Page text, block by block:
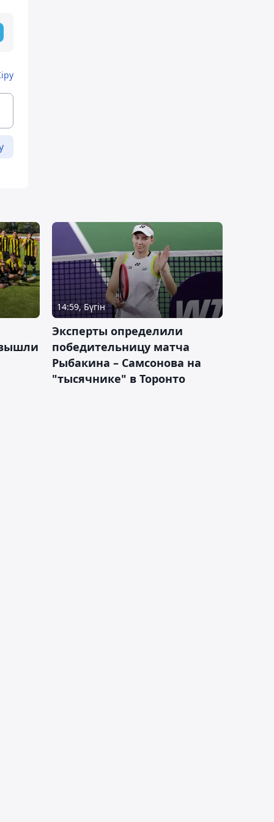
14:59, Бүгін
Эксперты определили
победительницу матча
Рыбакина – Самсонова на
"тысячнике" в Торонто